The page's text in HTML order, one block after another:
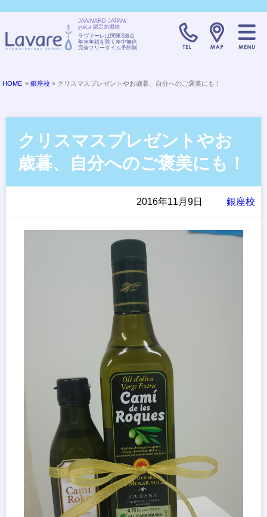
JAA/NARD JAPAN/
yuica 認定加盟校
ラヴァーレは関東3拠点
年末年始を除く年中無休
完全フリータイム予約制
TELL:0120-
HOME »銀座校 » クリスマスプレゼントやお歳暮、自分へのご褒美にも！
クリスマスプレゼントやお
歳暮、自分へのご褒美にも！
銀座校
2016年11月9日